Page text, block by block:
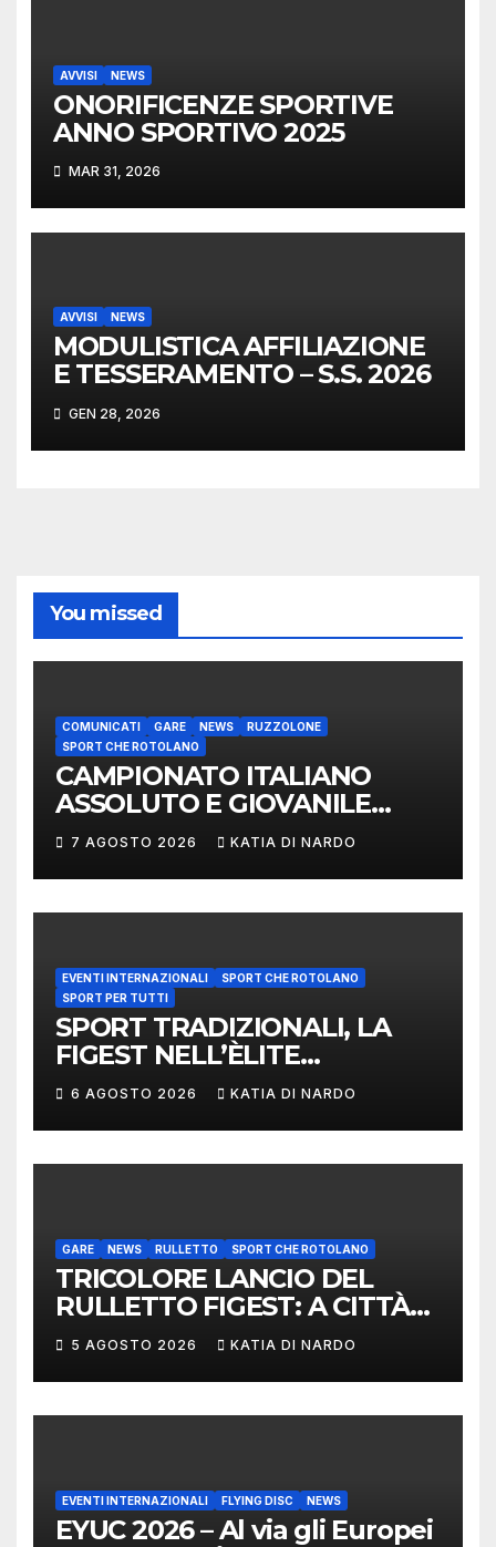
AVVISI NEWS
ONORIFICENZE SPORTIVE
ANNO SPORTIVO 2025
MAR 31, 2026
AVVISI NEWS
MODULISTICA AFFILIAZIONE
E TESSERAMENTO – S.S. 2026
GEN 28, 2026
You missed
COMUNICATI GARE NEWS
RUZZOLONE
SPORT CHE ROTOLANO
CAMPIONATO ITALIANO
ASSOLUTO E GIOVANILE
LANCIO DEL RUZZOLONE
7 AGOSTO 2026 KATIA DI NARDO
EVENTI INTERNAZIONALI
SPORT CHE ROTOLANO
SPORT PER TUTTI
SPORT TRADIZIONALI, LA
FIGEST NELL’ÈLITE
MONDIALE: LA
DELEGAZIONE ITALIANA
PROTAGONISTA AL
CONVEGNO TAFISA A
6 AGOSTO 2026 KATIA DI NARDO
GARE NEWS RULLETTO SPORT CHE ROTOLANO
TRICOLORE LANCIO DEL
RULLETTO FIGEST: A CITTÀ
DI CASTELLO VINCONO
MARCHIGIANI ED UMBRI
5 AGOSTO 2026 KATIA DI NARDO
EVENTI INTERNAZIONALI FLYING DISC NEWS
EYUC 2026 – Al via gli Europei